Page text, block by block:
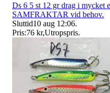
Ds 6 5 st 12 gr drag i mycket
SAMFRAKTAR vid behov.
Sluttid10 aug 12:06.
Pris:76 kr,Utropspris.